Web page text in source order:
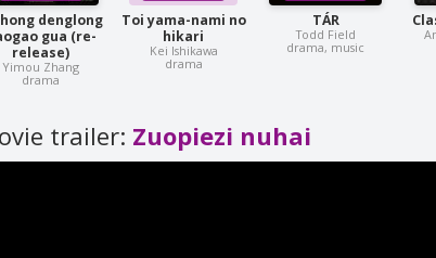
denglong
gua (re-
release)
Yimou Zhang
drama
Toi yama-nami no
hikari
Kei Ishikawa
drama
TÁR
Todd Field
drama, music
trailer: Zuopiezi nuhai